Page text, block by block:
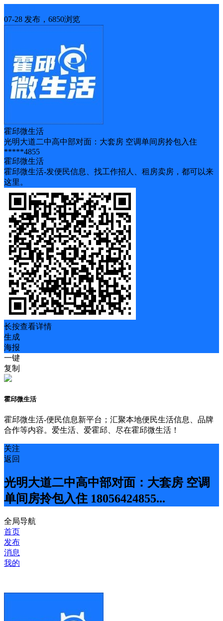
07-28 发布，6850浏览
霍邱微生活
光明大道二中高中部对面：大套房 空调单间房拎包入住
*****4855
霍邱微生活
霍邱微生活-发便民信息、找工作招人、租房卖房，都可以来
这里。
长按查看详情
生成
海报
一键
复制
霍邱微生活
霍邱微生活-便民信息新平台；汇聚本地便民生活信息、品牌
合作等内容。爱生活、爱霍邱、尽在霍邱微生活！
关注
返回
光明大道二中高中部对面：大套房 空调
单间房拎包入住 18056424855...
全局导航
首页
发布
消息
我的